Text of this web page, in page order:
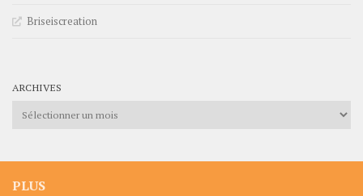
Briseiscreation
ARCHIVES
Archives
PLUS